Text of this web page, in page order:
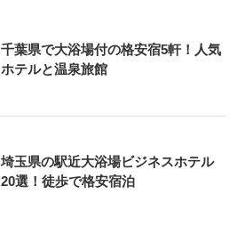
千葉県で大浴場付の格安宿5軒！人気
ホテルと温泉旅館
埼玉県の駅近大浴場ビジネスホテル
20選！徒歩で格安宿泊